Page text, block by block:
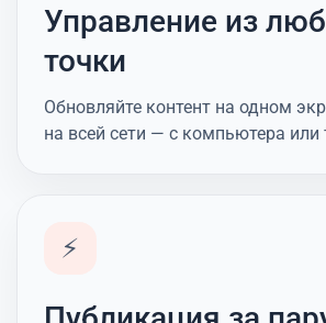
Управление из
точки
Обновляйте контент на одном
на всей сети — с компьютера или
⚡